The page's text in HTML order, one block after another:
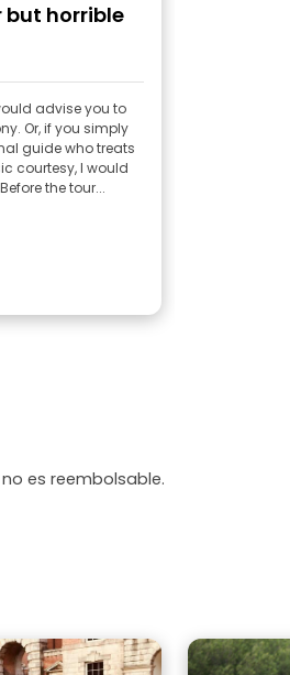
but horrible
advise you to
Or, if you simply
guide who treats
courtesy, I would
avoid him as well. Before the tour...
es reembolsable.